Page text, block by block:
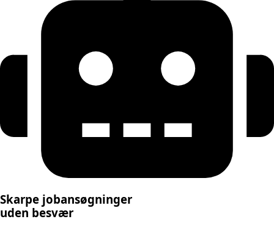
Skarpe jobansøgninger
uden besvær